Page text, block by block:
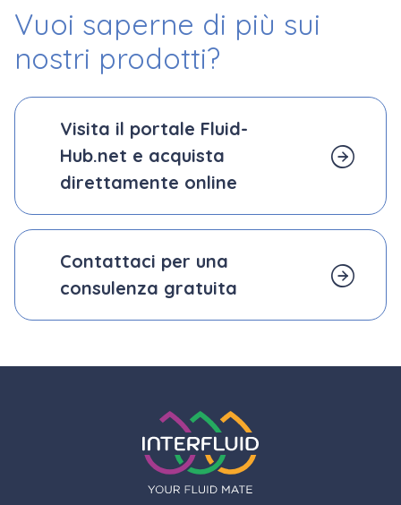
Vuoi saperne di più sui
nostri prodotti?
Visita il portale Fluid-
Hub.net e acquista
direttamente online
Contattaci per una
consulenza gratuita